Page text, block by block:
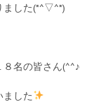
ました(*^▽^*)
名の皆さん(^^♪
した